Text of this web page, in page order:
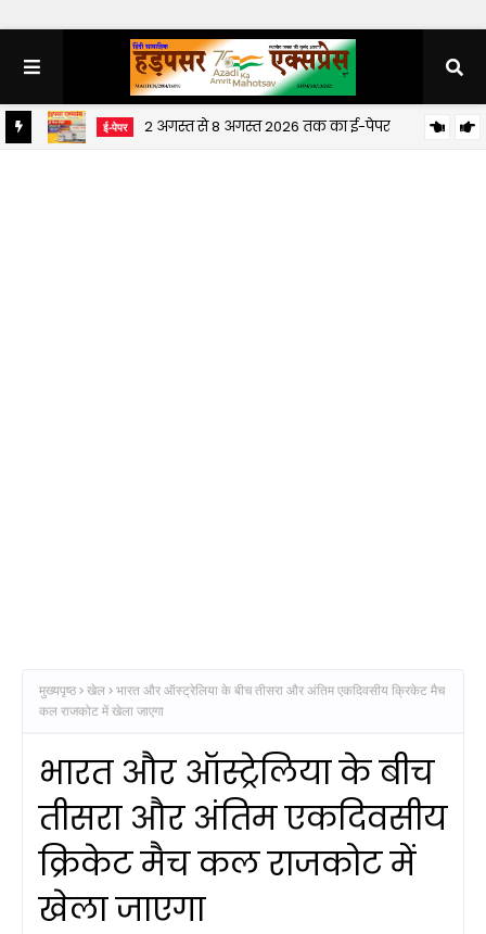
ई-पेपर 2 अगस्त से 8 अगस्त 2026 तक का ई-पेपर
मुख्यपृष्ठ खेल भारत और ऑस्ट्रेलिया के बीच तीसरा और अंतिम एकदिवसीय क्रिकेट मैच
कल राजकोट में खेला जाएगा
भारत और ऑस्ट्रेलिया के बीच
तीसरा और अंतिम एकदिवसीय
क्रिकेट मैच कल राजकोट में
खेला जाएगा